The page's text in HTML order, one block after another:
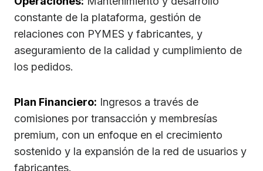
constante de la plataforma, gestión de
relaciones con PYMES y fabricantes, y
aseguramiento de la calidad y cumplimiento de
los pedidos.
Plan Financiero: Ingresos a través de
comisiones por transacción y membresías
premium, con un enfoque en el crecimiento
sostenido y la expansión de la red de usuarios y
fabricantes.